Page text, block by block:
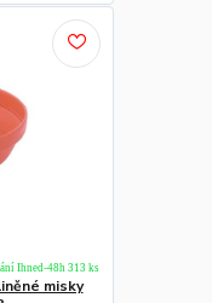
misky
Ihned-48h 313 ks